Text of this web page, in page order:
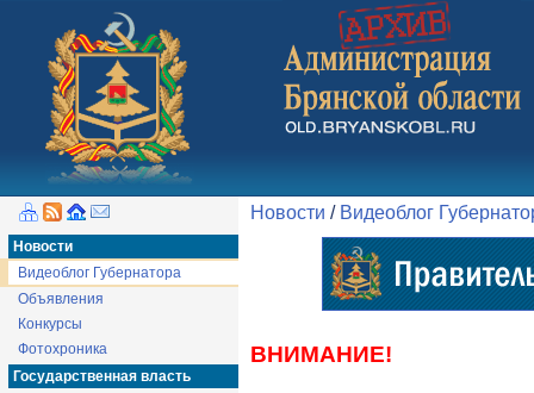
Новости
Видеоблог Губернатора
Объявления
Конкурсы
Фотохроника
Государственная власть
Новости / Видеоблог
ВНИМАНИЕ!